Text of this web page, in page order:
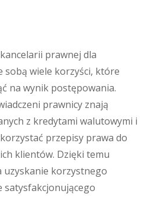
prawnej dla
sobą wiele korzyści, które
na wynik postępowania.
prawnicy znają
z kredytami walutowymi i
przepisy prawa do
klientów. Dzięki temu
uzyskanie korzystnego
satysfakcjonującego